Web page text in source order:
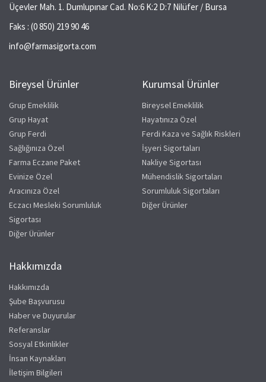
Üçevler Mah. 1. Dumlupınar Cad. No:6 K:2 D:7 Nilüfer / Bursa
Faks : (0 850) 219 90 46
info@farmasigorta.com
Bireysel Ürünler
Grup Emeklilik
Grup Hayat
Grup Ferdi
Sağlığınıza Özel
Farma Eczane Paket
Evinize Özel
Aracınıza Özel
Eczacı Mesleki Sorumluluk
Sigortası
Diğer Ürünler
Kurumsal Ürünler
Bireysel Emeklilik
Hayatınıza Özel
Ferdi Kaza ve Sağlık Riskleri
İşyeri Sigortaları
Nakliye Sigortası
Mühendislik Sigortaları
Sorumluluk Sigortaları
Diğer Ürünler
Hakkımızda
Hakkımızda
Şube Başvurusu
Haber ve Duyurular
Referanslar
Sosyal Etkinlikler
İnsan Kaynakları
İletişim Bilgileri